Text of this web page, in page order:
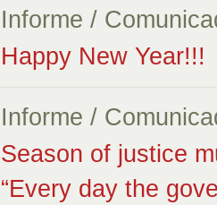
Informe /
Happy New Year!!!
Informe /
Season of justice
“Every day the